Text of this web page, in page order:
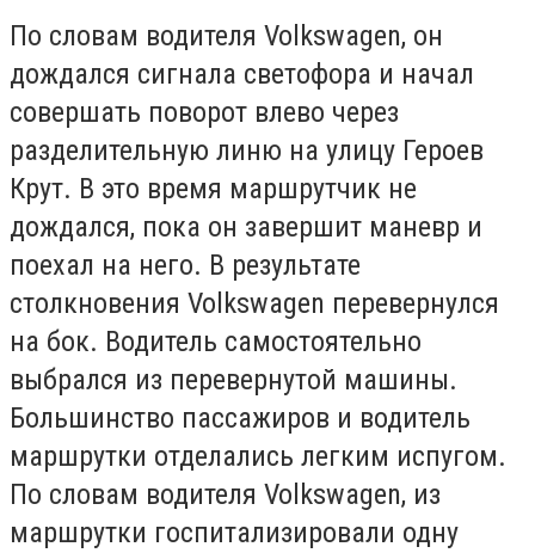
По словам водителя Volkswagen, он
дождался сигнала светофора и начал
совершать поворот влево через
разделительную линю на улицу Героев
Крут. В это время маршрутчик не
дождался, пока он завершит маневр и
поехал на него. В результате
столкновения Volkswagen перевернулся
на бок. Водитель самостоятельно
выбрался из перевернутой машины.
Большинство пассажиров и водитель
маршрутки отделались легким испугом.
По словам водителя Volkswagen, из
маршрутки госпитализировали одну